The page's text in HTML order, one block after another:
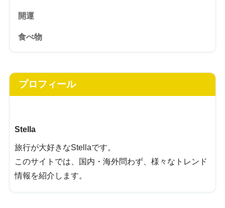
開運
食べ物
プロフィール
Stella
旅行が大好きなStellaです。
このサイトでは、国内・海外問わず、様々なトレンド
情報を紹介します。